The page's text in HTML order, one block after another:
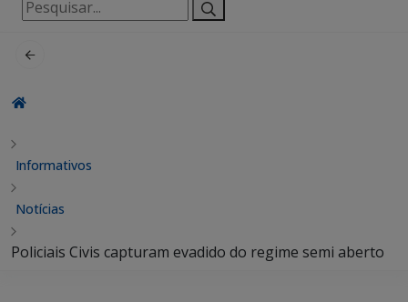
por:
Informativos
Notícias
Policiais Civis capturam evadido do regime semi aberto